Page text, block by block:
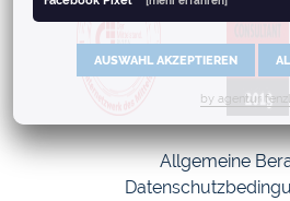
Allgemeine
by agentur fenzl
AUSWAHL AKZEPTIEREN